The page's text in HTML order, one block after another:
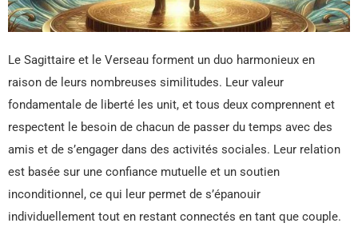
Le Sagittaire et le Verseau forment un duo harmonieux en
raison de leurs nombreuses similitudes. Leur valeur
fondamentale de liberté les unit, et tous deux comprennent et
respectent le besoin de chacun de passer du temps avec des
amis et de s’engager dans des activités sociales. Leur relation
est basée sur une confiance mutuelle et un soutien
inconditionnel, ce qui leur permet de s’épanouir
individuellement tout en restant connectés en tant que couple.